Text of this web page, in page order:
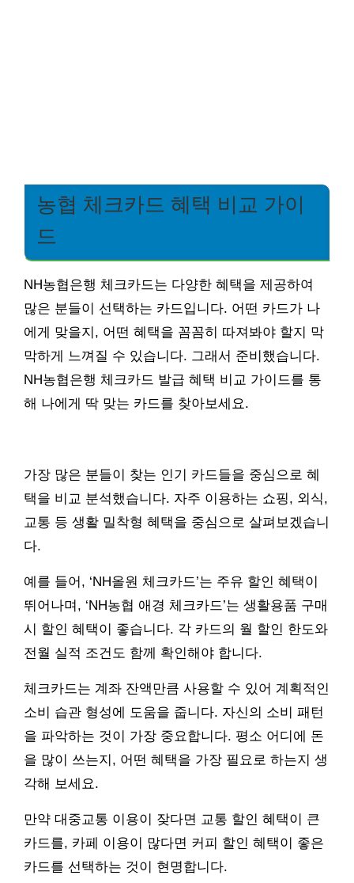
농협 체크카드 혜택 비교 가이
드
NH농협은행 체크카드는 다양한 혜택을 제공하여
많은 분들이 선택하는 카드입니다. 어떤 카드가 나
에게 맞을지, 어떤 혜택을 꼼꼼히 따져봐야 할지 막
막하게 느껴질 수 있습니다. 그래서 준비했습니다.
NH농협은행 체크카드 발급 혜택 비교 가이드를 통
해 나에게 딱 맞는 카드를 찾아보세요.
가장 많은 분들이 찾는 인기 카드들을 중심으로 혜
택을 비교 분석했습니다. 자주 이용하는 쇼핑, 외식,
교통 등 생활 밀착형 혜택을 중심으로 살펴보겠습니
다.
예를 들어, ‘NH올원 체크카드’는 주유 할인 혜택이
뛰어나며, ‘NH농협 애경 체크카드’는 생활용품 구매
시 할인 혜택이 좋습니다. 각 카드의 월 할인 한도와
전월 실적 조건도 함께 확인해야 합니다.
체크카드는 계좌 잔액만큼 사용할 수 있어 계획적인
소비 습관 형성에 도움을 줍니다. 자신의 소비 패턴
을 파악하는 것이 가장 중요합니다. 평소 어디에 돈
을 많이 쓰는지, 어떤 혜택을 가장 필요로 하는지 생
각해 보세요.
만약 대중교통 이용이 잦다면 교통 할인 혜택이 큰
카드를, 카페 이용이 많다면 커피 할인 혜택이 좋은
카드를 선택하는 것이 현명합니다.